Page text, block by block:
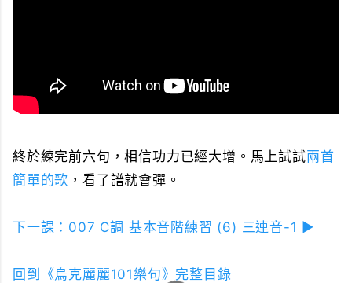
終於練完前六句，相信功力已經大增。馬上試試兩首
簡單的歌 ，看了譜就會彈。
下一課：007 C調 基本音階練習 (6) 三連音-1 ▶
回到《烏克麗麗101樂句》完整目錄